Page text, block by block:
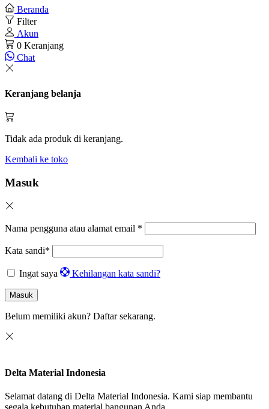
Beranda
Filter
Akun
0 Keranjang
Chat
Keranjang belanja
Tidak ada produk di keranjang.
Kembali ke toko
Masuk
Nama pengguna atau alamat email *
Kata sandi*
Ingat saya Kehilangan kata sandi?
Masuk
Belum memiliki akun? Daftar sekarang.
Delta Material Indonesia
Selamat datang di Delta Material Indonesia. Kami siap membantu